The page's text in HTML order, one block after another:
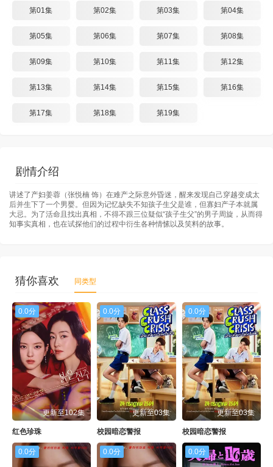
第01集 第02集 第03集 第04集
第05集 第06集 第07集 第08集
第09集 第10集 第11集 第12集
第13集 第14集 第15集 第16集
第17集 第18集 第19集
剧情介绍
讲述了产妇姜蓉（张悦楠 饰）在难产之际意外昏迷，醒来发现自己穿越变成太
后并生下了一个男婴。但因为记忆缺失不知孩子生父是谁，但寡妇产子本就属
大忌。为了活命且找出真相，不得不跟三位疑似“孩子生父”的男子周旋，从而得
知事实真相，也在试探他们的过程中衍生各种情愫以及笑料的故事。
猜你喜欢 同类型
0.0分
更新至102集
红色珍珠
0.0分
更新至03集
校园暗恋警报
0.0分
更新至03集
校园暗恋警报
0.0分 0.0分 0.0分